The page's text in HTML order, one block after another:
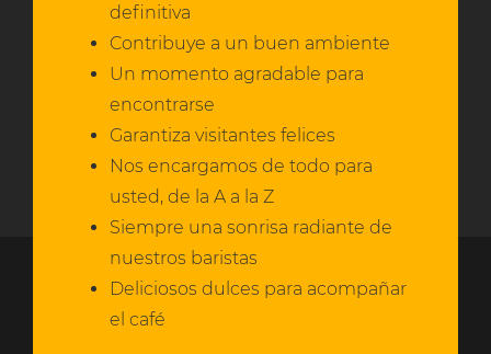
definitiva
Contribuye a un buen ambiente
Un momento agradable para
encontrarse
Garantiza visitantes felices
Nos encargamos de todo para
usted, de la A a la Z
Siempre una sonrisa radiante de
nuestros baristas
Deliciosos dulces para acompañar
el café